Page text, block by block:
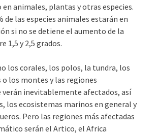
animales, plantas y otras especies.
de las especies animales estarán en
si no se detiene el aumento de la
1,5 y 2,5 grados.
los corales, los polos, la tundra, los
o los montes y las regiones
verán inevitablemente afectados, así
los ecosistemas marinos en general y
Pero las regiones más afectadas
serán el Artico, el Africa